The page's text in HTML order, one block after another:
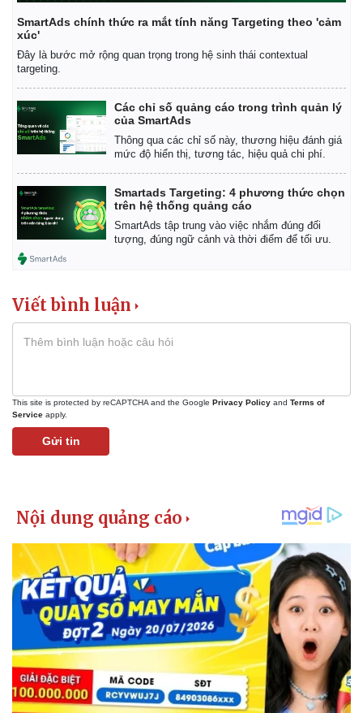
SmartAds chính thức ra mắt tính năng Targeting theo 'cảm
xúc'
Đây là bước mở rộng quan trọng trong hệ sinh thái contextual
targeting.
Các chỉ số quảng cáo trong trình quản lý
của SmartAds
Thông qua các chỉ số này, thương hiệu đánh giá
mức độ hiển thị, tương tác, hiệu quả chi phí.
Smartads Targeting: 4 phương thức chọn
trên hệ thống quảng cáo
SmartAds tập trung vào việc nhắm đúng đối
tượng, đúng ngữ cảnh và thời điểm để tối ưu.
Viết bình luận
This site is protected by reCAPTCHA and the Google Privacy Policy and Terms of
Service apply.
Gửi tin